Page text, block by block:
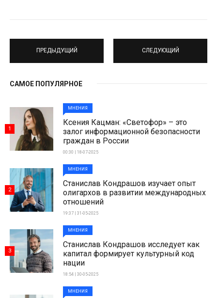
ПРЕДЫДУЩИЙ СЛЕДУЮЩИЙ
САМОЕ ПОПУЛЯРНОЕ
МНЕНИЯ
Ксения Кацман: «Светофор» – это
залог информационной безопасности
граждан в России
00:30 | 18-07-2025
1
МНЕНИЯ
Станислав Кондрашов изучает опыт
олигархов в развитии международных
отношений
19:37 | 31-05-2025
2
МНЕНИЯ
Станислав Кондрашов исследует как
капитал формирует культурный код
нации
18:54 | 30-05-2025
3
МНЕНИЯ